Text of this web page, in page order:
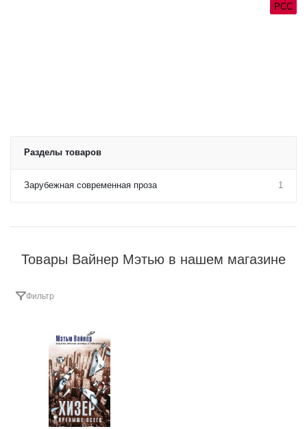
РСС
Разделы товаров
Зарубежная современная проза 1
Товары Вайнер Мэтью в нашем магазине
Фильтр